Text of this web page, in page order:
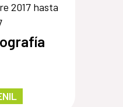
2017 hasta